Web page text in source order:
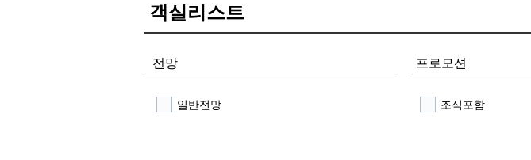
객실리스트
전망
일반전망
프로모션
조식포함